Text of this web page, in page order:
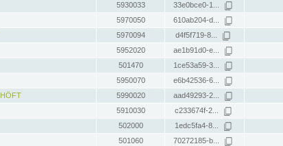
5930033 33e0bce0-1...
5970050 610ab204-d...
5970094 d4f5f719-8...
5952020 ae1b91d0-e...
501470 1ce53a59-3...
5950070 e6b42536-6...
5990020 aad49293-2...
5910030 c233674f-2...
502000 1edc5fa4-8...
501060 70272185-b...